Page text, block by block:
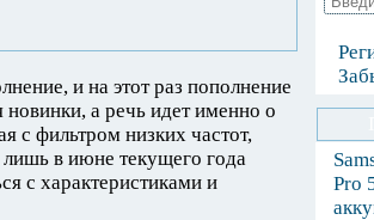
и на этот раз пополнение
новинки, а речь идет именно о
с фильтром низких частот,
лишь в июне текущего года
с характеристиками и
Pro